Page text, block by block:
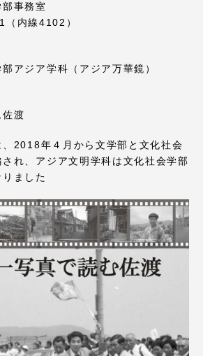
事務室
内線4102）
アジア学科（アジア万華鏡）
渡
2018年４月から文学部と文化社会
れ、アジア文明学科は文化社会学部
ました
たってのアンケート
上の目的及び養成する人材像と３つの
求 お問い合わせ
タル（TIPS）
中文